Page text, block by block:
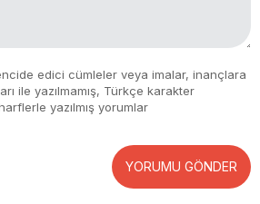
edici cümleler veya imalar, inançlara
ile yazılmamış, Türkçe karakter
yazılmış yorumlar
YORUMU GÖNDER